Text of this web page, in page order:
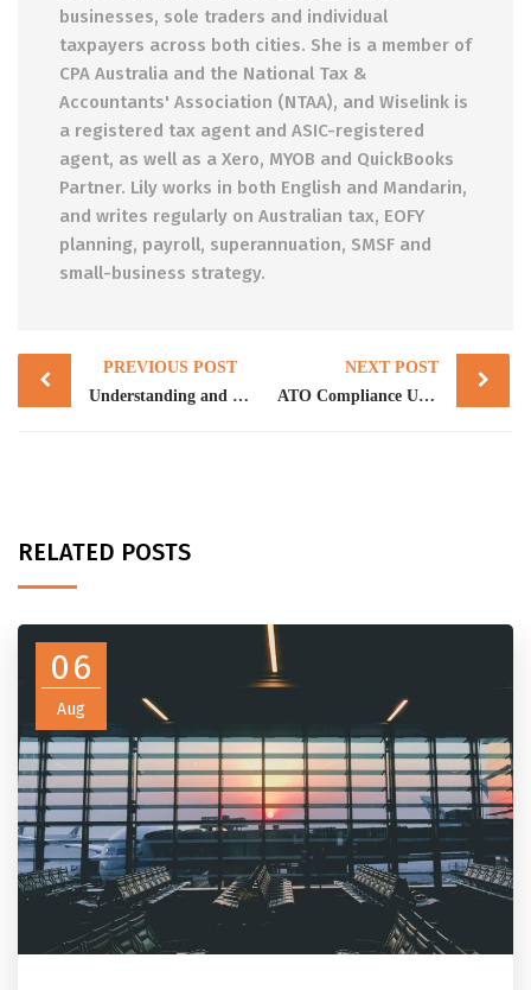
businesses, sole traders and individual
taxpayers across both cities. She is a member of
CPA Australia and the National Tax &
Accountants' Association (NTAA), and Wiselink is
a registered tax agent and ASIC-registered
agent, as well as a Xero, MYOB and QuickBooks
Partner. Lily works in both English and Mandarin,
and writes regularly on Australian tax, EOFY
planning, payroll, superannuation, SMSF and
small-business strategy.
Post
navigation
PREVIOUS POST
Understanding and Managing PAYG Instalments for Self – Managed Super Funds (SMSFs)
NEXT POST
ATO Compliance Updates for Business and Individuals
RELATED POSTS
06
Aug